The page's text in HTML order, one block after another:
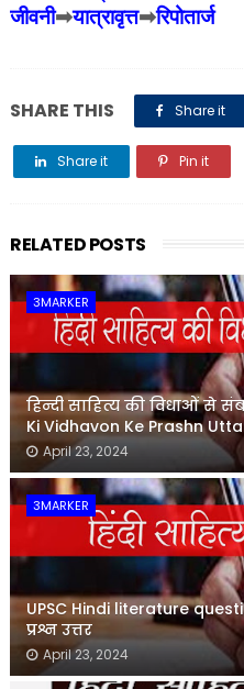
जीवनी➡यात्रावृत्त➡रिपोतार्ज
SHARE THIS Share it
Share it Pin it
RELATED POSTS
3MARKER
हिन्दी साहित्य की विधाओं से
Ki Vidhavon Ke Prashn
April 23, 2024
3MARKER
UPSC Hindi literature
प्रश्न उत्तर
April 23, 2024